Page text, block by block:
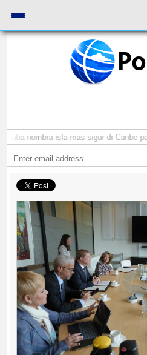
nombra isla mas sigur di Caribe pa